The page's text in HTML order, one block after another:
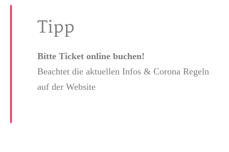
Tipp
Bitte Ticket online buchen!
Beachtet die aktuellen Infos & Corona Regeln
auf der Website